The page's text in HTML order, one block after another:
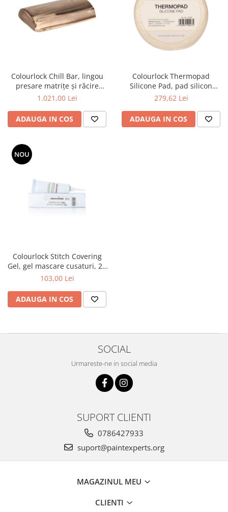
Colourlock Chill Bar, lingou
presare matrițe și răcire
lucrări
1.021,00 Lei
ADAUGA IN COS
Colourlock Thermopad
Silicone Pad, pad silicon
termic
279,62 Lei
ADAUGA IN COS
NOU
Colourlock Stitch Covering
Gel, gel mascare cusaturi, 20
ml
103,00 Lei
ADAUGA IN COS
SOCIAL
Urmareste-ne in social media
SUPORT CLIENTI
0786427933
suport@paintexperts.org
MAGAZINUL MEU
CLIENTI